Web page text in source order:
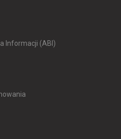
Informacji (ABI)